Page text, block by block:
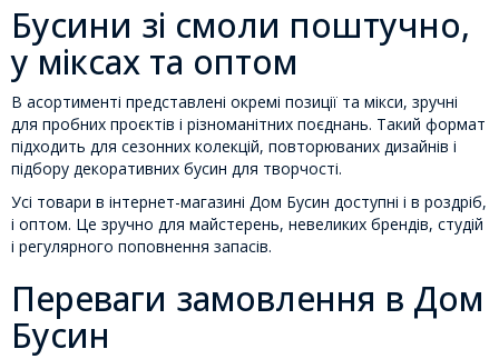
Бусини зі смоли поштучно,
у міксах та оптом
В асортименті представлені окремі позиції та мікси, зручні
для пробних проєктів і різноманітних поєднань. Такий формат
підходить для сезонних колекцій, повторюваних дизайнів і
підбору декоративних бусин для творчості.
Усі товари в інтернет-магазині Дом Бусин доступні і в роздріб,
і оптом. Це зручно для майстерень, невеликих брендів, студій
і регулярного поповнення запасів.
Переваги замовлення в Дом
Бусин